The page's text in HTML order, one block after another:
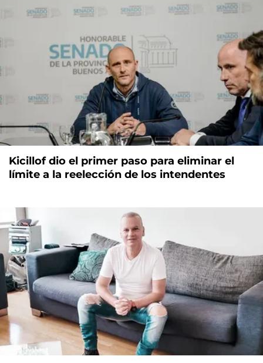
Kicillof dio el primer paso para eliminar el
límite a la reelección de los intendentes